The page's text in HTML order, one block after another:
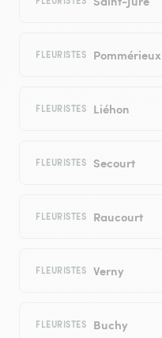
FLEURISTES Pommérieux
FLEURISTES Liéhon
FLEURISTES Secourt
FLEURISTES Raucourt
FLEURISTES Verny
FLEURISTES Buchy